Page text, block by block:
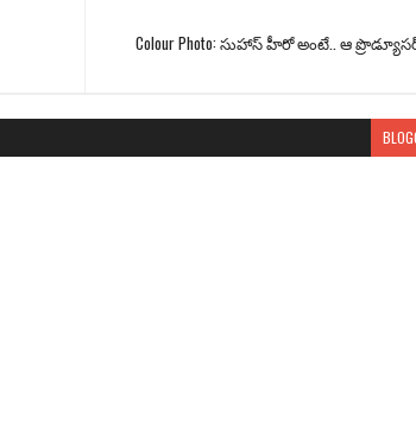
Colour Photo: సుహాస్‌ హీరో అంటే.. ఆ